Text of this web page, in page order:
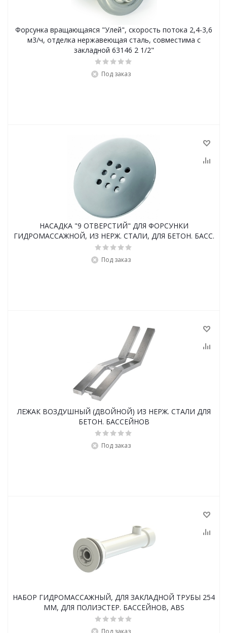
Форсунка вращающаяся "Улей", скорость потока 2,4-3,6
м3/ч, отделка нержавеющая сталь, совместима с
закладной 63146 2 1/2"
Под заказ
НАСАДКА "9 ОТВЕРСТИЙ" ДЛЯ ФОРСУНКИ
ГИДРОМАССАЖНОЙ, ИЗ НЕРЖ. СТАЛИ, ДЛЯ БЕТОН. БАСС.
Под заказ
ЛЕЖАК ВОЗДУШНЫЙ (ДВОЙНОЙ) ИЗ НЕРЖ. СТАЛИ ДЛЯ
БЕТОН. БАССЕЙНОВ
Под заказ
НАБОР ГИДРОМАССАЖНЫЙ, ДЛЯ ЗАКЛАДНОЙ ТРУБЫ 254
ММ, ДЛЯ ПОЛИЭСТЕР. БАССЕЙНОВ, ABS
Под заказ